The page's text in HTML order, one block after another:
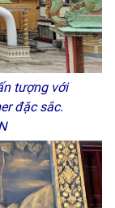
tượng với
đặc sắc.